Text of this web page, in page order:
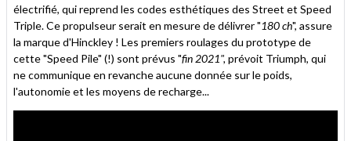
électrifié, qui reprend les codes esthétiques des Street et Speed
Triple. Ce propulseur serait en mesure de délivrer "180 ch", assure
la marque d'Hinckley ! Les premiers roulages du prototype de
cette "Speed Pile" (!) sont prévus "fin 2021", prévoit Triumph, qui
ne communique en revanche aucune donnée sur le poids,
l'autonomie et les moyens de recharge...